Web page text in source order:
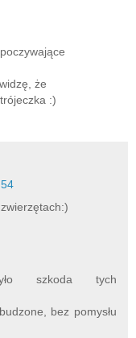
że
:)
szkoda tych
bez pomysłu